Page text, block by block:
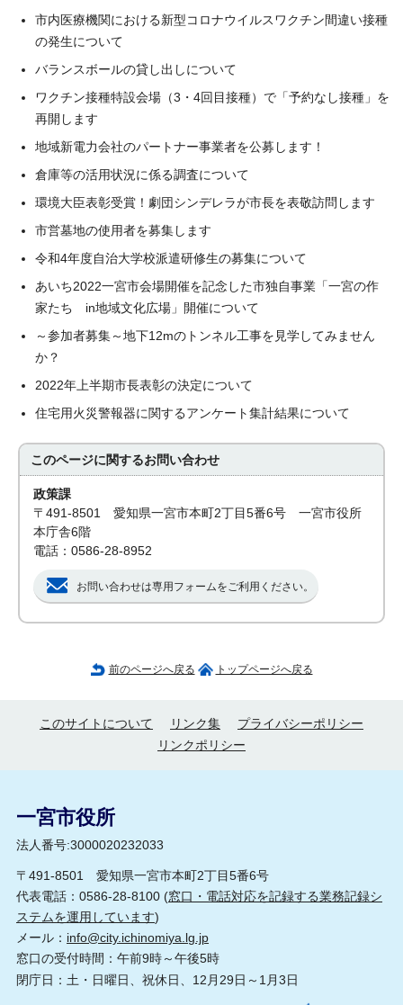
市内医療機関における新型コロナウイルスワクチン間違い接種
の発生について
バランスボールの貸し出しについて
ワクチン接種特設会場（3・4回目接種）で「予約なし接種」を
再開します
地域新電力会社のパートナー事業者を公募します！
倉庫等の活用状況に係る調査について
環境大臣表彰受賞！劇団シンデレラが市長を表敬訪問します
市営墓地の使用者を募集します
令和4年度自治大学校派遣研修生の募集について
あいち2022一宮市会場開催を記念した市独自事業「一宮の作
家たち in地域文化広場」開催について
～参加者募集～地下12mのトンネル工事を見学してみません
か？
2022年上半期市長表彰の決定について
住宅用火災警報器に関するアンケート集計結果について
このページに関するお問い合わせ
政策課
〒491-8501 愛知県一宮市本町2丁目5番6号 一宮市役所
本庁舎6階
電話：0586-28-8952
お問い合わせは専用フォームをご利用ください。
前のページへ戻る トップページへ戻る
このサイトについて リンク集
プライバシーポリシー
リンクポリシー
一宮市役所
法人番号:3000020232033
〒491-8501 愛知県一宮市本町2丁目5番6号
代表電話：0586-28-8100 (窓口・電話対応を記録する業務記録シ
ステムを運用しています)
メール： info@city.ichinomiya.lg.jp
窓口の受付時間：午前9時～午後5時
閉庁日：土・日曜日、祝休日、12月29日～1月3日